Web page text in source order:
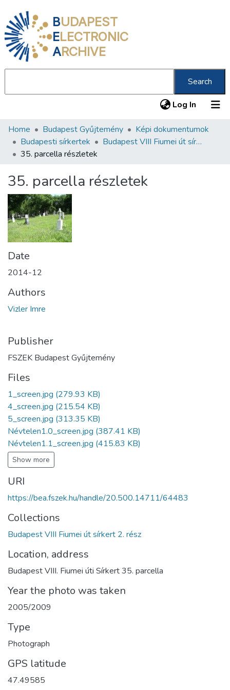
BUDAPEST
ELECTRONIC
ARCHIVE
Search
Log In (current)
Communities & Collections
All of DSpace
About us
Home Budapest Gyűjtemény
Képi dokumentumok
Budapesti sírkertek
Budapest VIII Fiumei út sírkert 2. rész
35. parcella részletek
35. parcella részletek
Date
2014-12
Authors
Vizler Imre
Publisher
FSZEK Budapest Gyűjtemény
Files
1_screen.jpg (279.93 KB)
4_screen.jpg (215.54 KB)
5_screen.jpg (313.35 KB)
Névtelen1.0_screen.jpg (387.41 KB)
Névtelen1.1_screen.jpg (415.83 KB)
Show more
URI
https://bea.fszek.hu/handle/20.500.14711/64483
Collections
Budapest VIII Fiumei út sírkert 2. rész
Location, address
Budapest VIII. Fiumei úti Sírkert 35. parcella
Year the photo was taken
2005/2009
Type
Photograph
GPS latitude
47.49585